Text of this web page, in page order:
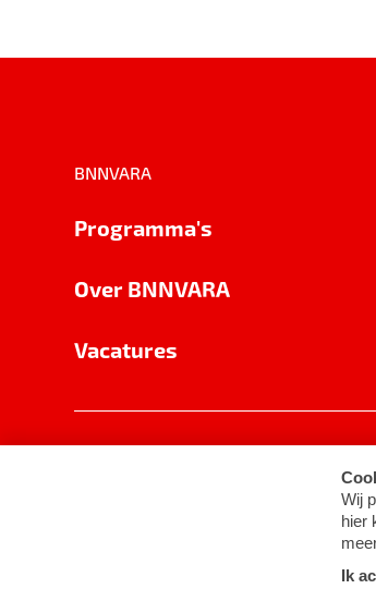
BNNVARA
Programma's
Over BNNVARA
Vacatures
Cookie-instellingen